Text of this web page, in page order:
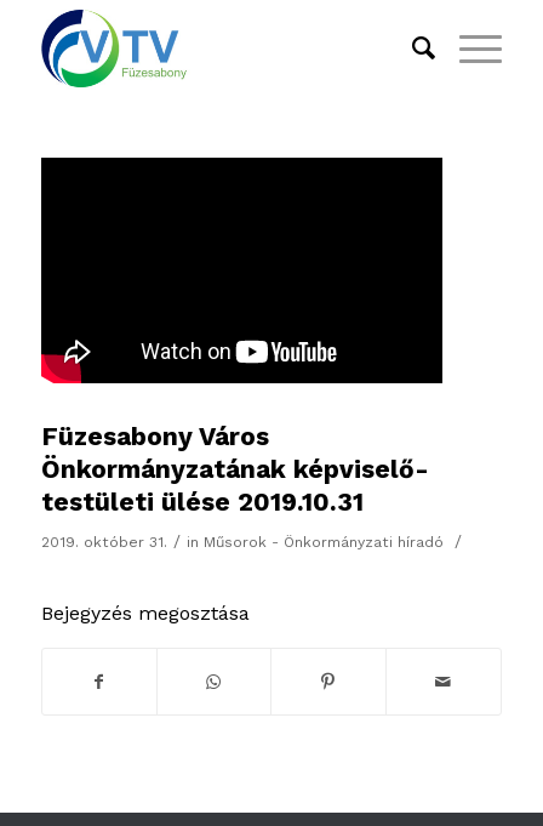
Füzesabony Város
Önkormányzatának képviselő-
testületi ülése 2019.10.31
2019. október 31. / in Műsorok - Önkormányzati híradó /
Bejegyzés megosztása